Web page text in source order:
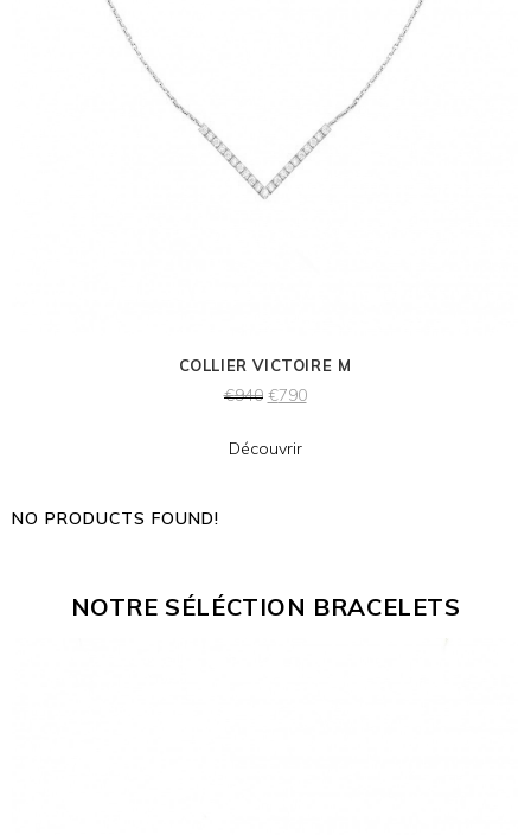
COLLIER VICTOIRE M
€940 €790
Découvrir
NO PRODUCTS FOUND!
NOTRE SÉLÉCTION BRACELETS